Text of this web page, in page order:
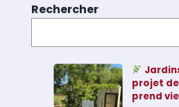
Rechercher
projet
prend